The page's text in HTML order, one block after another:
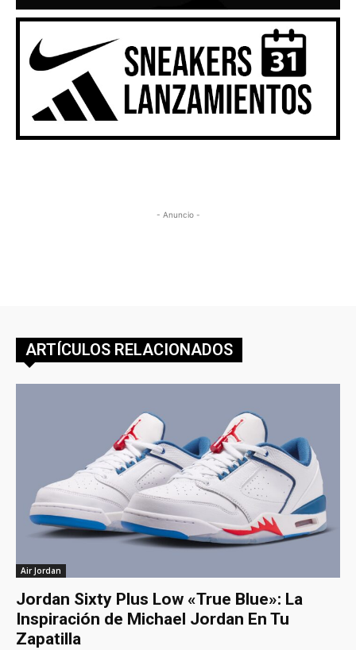
- Anuncio -
ARTÍCULOS RELACIONADOS
Air Jordan
Jordan Sixty Plus Low «True Blue»: La
Inspiración de Michael Jordan En Tu
Zapatilla